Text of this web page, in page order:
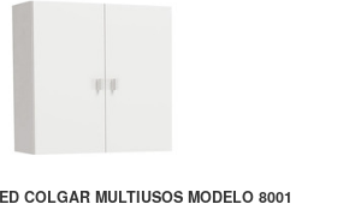
COLGAR MULTIUSOS MODELO 8001